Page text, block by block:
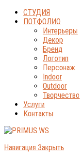
СТУДИЯ
ПОТФОЛИО
Интерьеры
Декор
Бренд
Логотип
Персонаж
Indoor
Outdoor
Творчество
Услуги
Контакты
Навигация Закрыть